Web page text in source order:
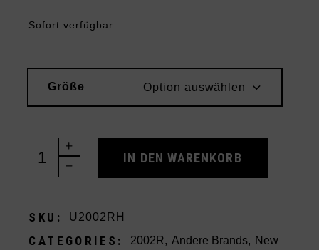
Sofort verfügbar
Größe Option auswählen
New Balance 2002R Castlerock Grey quantity
IN DEN WARENKORB
SKU: U2002RH
CATEGORIES: 2002R, Andere Brands, New